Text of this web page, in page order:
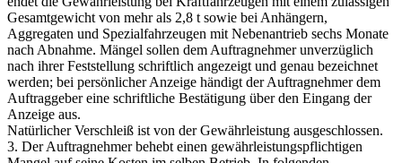
Gesamtgewicht von mehr als 2,8 t sowie bei Anhängern,
Aggregaten und Spezialfahrzeugen mit Nebenantrieb sechs Monate
nach Abnahme. Mängel sollen dem Auftragnehmer unverzüglich
nach ihrer Feststellung schriftlich angezeigt und genau bezeichnet
werden; bei persönlicher Anzeige händigt der Auftragnehmer dem
Auftraggeber eine schriftliche Bestätigung über den Eingang der
Anzeige aus.
Natürlicher Verschleiß ist von der Gewährleistung ausgeschlossen.
3. Der Auftragnehmer behebt einen gewährleistungspflichtigen